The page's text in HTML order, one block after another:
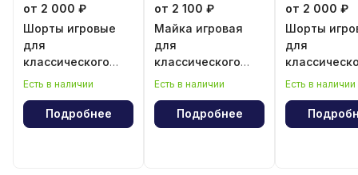
от 2 000 ₽
Шорты игровые
для
классического
волейбола для
Есть в наличии
Подробнее
от 2 100 ₽
Майка игровая
для
классического
волейбола для
Есть в наличии
Подробнее
от 2 000 ₽
Шорты
для
волейбола
Есть в наличии